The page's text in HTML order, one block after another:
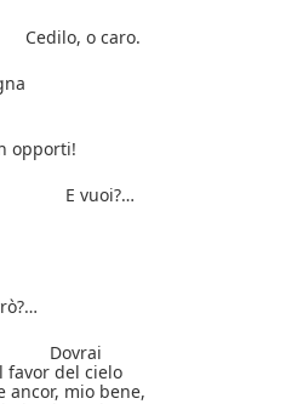
Cedilo, o caro.
opporti!
E vuoi?…
Dovrai
favor del cielo
ancor, mio bene,